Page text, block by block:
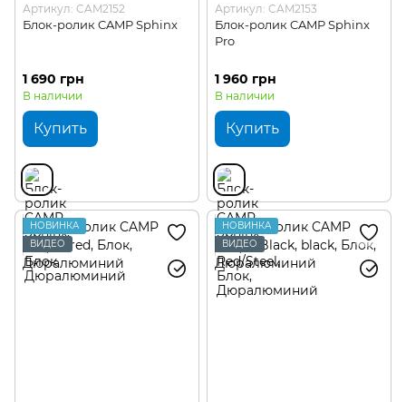
Артикул: CAM2152
Блок-ролик CAMP Sphinx
1 690 грн
В наличии
Купить
Артикул: CAM2153
Блок-ролик CAMP Sphinx
Pro
1 960 грн
В наличии
Купить
НОВИНКА
ВИДЕО
НОВИНКА
ВИДЕО